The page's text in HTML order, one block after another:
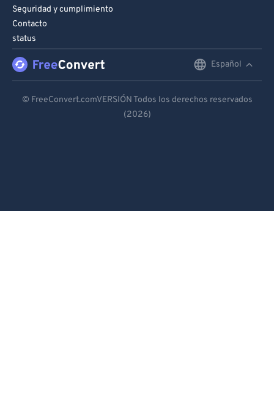
Seguridad y cumplimiento
Contacto
status
Español
Español
© FreeConvert.comVERSIÓN Todos los derechos reservados
(2026)